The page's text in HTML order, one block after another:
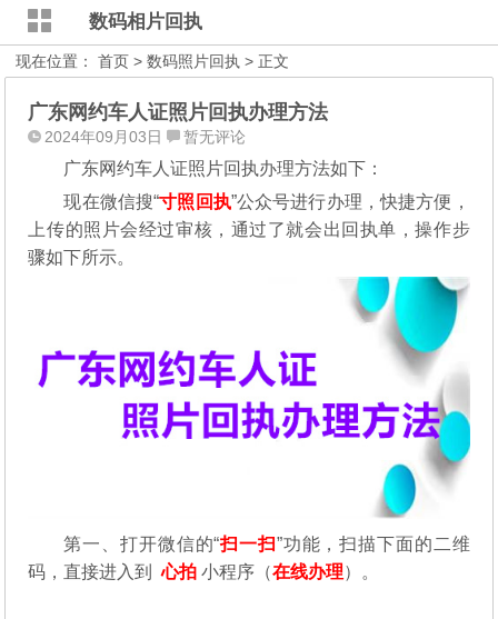
数码相片回执
现在位置：首页 >数码照片回执 > 正文
广东网约车人证照片回执办理方法
2024年09月03日 暂无评论
广东网约车人证照片回执办理方法如下：
现在微信搜“寸照回执”公众号进行办理，快捷方便，
上传的照片会经过审核，通过了就会出回执单，操作步
骤如下所示。
第一、打开微信的“扫一扫”功能，扫描下面的二维
码，直接进入到心拍 小程序（在线办理）。